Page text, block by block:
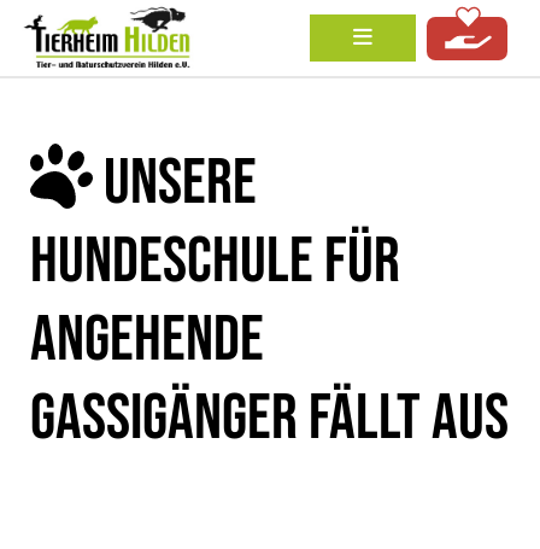
UNSERE
HUNDESCHULE FÜR
ANGEHENDE
GASSIGÄNGER FÄLLT AUS